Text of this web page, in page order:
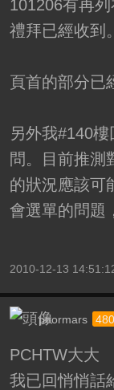
101206有再
禮拜已經收到。
頁首的部分已
另外我#140
問。目前推測
的狀況應該可
會選單的問題
2010-12-13
poormars
PCHTW大大
我已回悄悄話